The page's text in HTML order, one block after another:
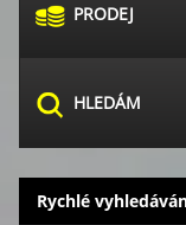
PRODEJ
HLEDÁM
Rychlé